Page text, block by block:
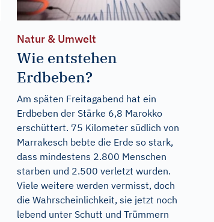
Natur & Umwelt
Wie entstehen
Erdbeben?
Am späten Freitagabend hat ein
Erdbeben der Stärke 6,8 Marokko
erschüttert. 75 Kilometer südlich von
Marrakesch bebte die Erde so stark,
dass mindestens 2.800 Menschen
starben und 2.500 verletzt wurden.
Viele weitere werden vermisst, doch
die Wahrscheinlichkeit, sie jetzt noch
lebend unter Schutt und Trümmern